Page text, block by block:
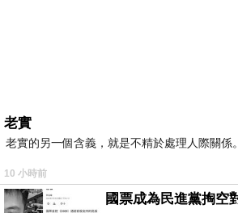
老實
老實的另一個含義，就是不精於處理人際關係。
10 小時前